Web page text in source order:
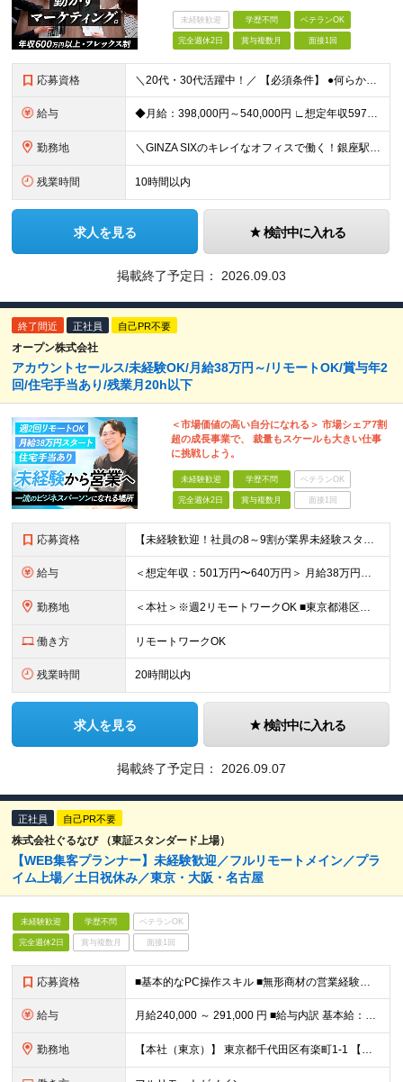
未経験歓迎 学歴不問 ベテランOK
完全週休2日 賞与複数月 面接1回
応募資格 ＼20代・30代活躍中！／ 【必須条件】 ●何らかのデジタルマーケティング実務経験（toB・toC不問） ※学歴不問 ≪こんな方にぴったりです！≫ ★MA/CRMツールの設計・運用実務経験（1年以上
給与 ◆月給：398,000円～540,000円 ∟想定年収597万円～810万円 ※経験・スキルにより、給与額を決定します ※上記月給には固定残業代（月20時間分/53,600円～72,800円）を含み
勤務地 ＼GINZA SIXのキレイなオフィスで働く！銀座駅・東銀座駅から徒歩1分／ ★東京都中央区銀座6-10-1 GINZA SIX 9F (変更の範囲)上記を除く当社関連勤務地
残業時間 10時間以内
求人を見る 検討中に入れる
掲載終了予定日： 2026.09.03
終了間近 正社員 自己PR不要
オープン株式会社
アカウントセールス/未経験OK/月給38万円～/リモートOK/賞与年2
回/住宅手当あり/残業月20h以下
＜市場価値の高い自分になれる＞ 市場シェア7割
超の成長事業で、 裁量もスケールも大きい仕事
に挑戦しよう。
未経験歓迎 学歴不問 ベテランOK
完全週休2日 賞与複数月 面接1回
応募資格 【未経験歓迎！社員の8～9割が業界未経験スタート】 ▼学歴不問 ▼以下のすべてに該当する方 ・幅広い業界に興味関心がある方 ・クライアントの課題解決に直結した仕事に興味関心のある方 ・成長できる環境で
給与 ＜想定年収：501万円〜640万円＞ 月給38万円～48万円＋賞与年2回 ※上記には住宅手当（一律支給：3～5万円） ワークスタイル手当（3～5万円 ※通勤手当）が含まれます ※固定残業代（月45
勤務地 ＜本社＞※週2リモートワークOK ■東京都港区西新橋3-3-1 KDX西新橋ビル 3階 ※(変更の範囲)上記を除く当社関連勤務地
働き方 リモートワークOK
残業時間 20時間以内
求人を見る 検討中に入れる
掲載終了予定日： 2026.09.07
正社員 自己PR不要
株式会社ぐるなび （東証スタンダード上場）
【WEB集客プランナー】未経験歓迎／フルリモートメイン／プラ
イム上場／土日祝休み／東京・大阪・名古屋
未経験歓迎 学歴不問 ベテランOK
完全週休2日 賞与複数月 面接1回
応募資格 ■基本的なPC操作スキル ■無形商材の営業経験もしくはWeb系職種の業務経験（目安として3年程度） ■学歴不問
給与 月給240,000 ～ 291,000 円 ■給与内訳 基本給：240,000円 ～ 291,000円 ※残業代別途支給 ※リモートワーク手当月5000円支給あり ■昇給年2回 月例給与の改定（昇
勤務地 【本社（東京）】 東京都千代田区有楽町1-1 【大阪営業所】 大阪府大阪市北区梅田3-1-3 ノースゲートビルディング14F 【名古屋営業所】 愛知県名古屋市中村区名駅2-38-2 オーキッドビル